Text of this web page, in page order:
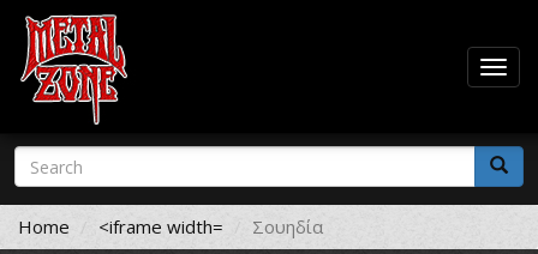
Skip
main
content
Search
form
Search
Home <iframe width= Σουηδία